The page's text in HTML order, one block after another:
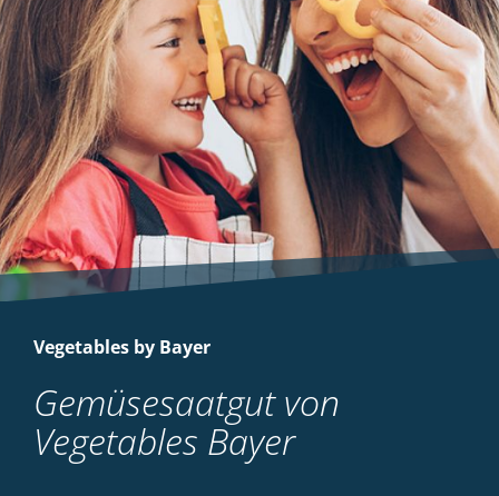
Vegetables by Bayer
Gemüsesaatgut von
Vegetables Bayer